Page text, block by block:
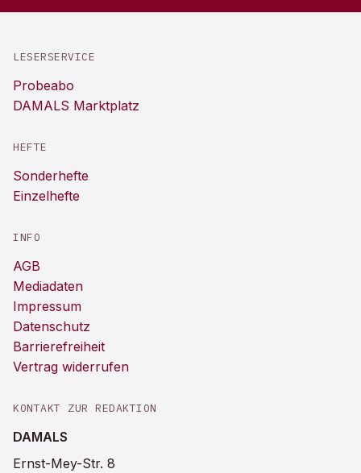
LESERSERVICE
Probeabo
DAMALS Marktplatz
HEFTE
Sonderhefte
Einzelhefte
INFO
AGB
Mediadaten
Impressum
Datenschutz
Barrierefreiheit
Vertrag widerrufen
KONTAKT ZUR REDAKTION
DAMALS
Ernst-Mey-Str. 8